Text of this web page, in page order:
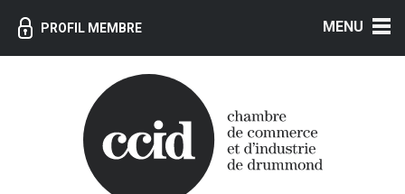
PROFIL MEMBRE MENU